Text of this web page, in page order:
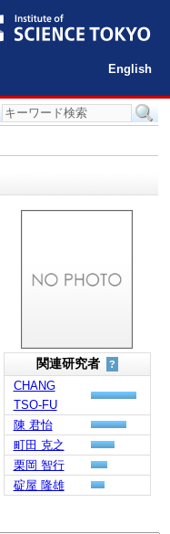
English
関連研究者 ?
CHANG
TSO-FU
陳 君怡
町田 克之
栗岡 智行
碇屋 隆雄